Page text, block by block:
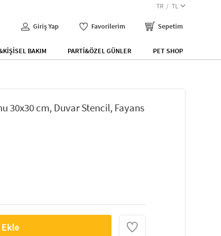
TR TL
Giriş Yap Favorilerim Sepetim
BAKIM PARTİ&ÖZEL GÜNLER PET SHOP
30x30 cm, Duvar Stencil, Fayans